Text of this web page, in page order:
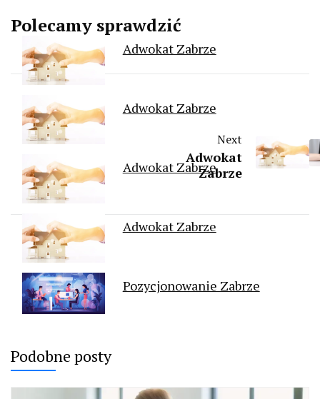
Polecamy sprawdzić
Adwokat Zabrze
Adwokat Zabrze
Adwokat Zabrze
Adwokat Zabrze
Pozycjonowanie Zabrze
Next
Adwokat
Zabrze
Podobne posty